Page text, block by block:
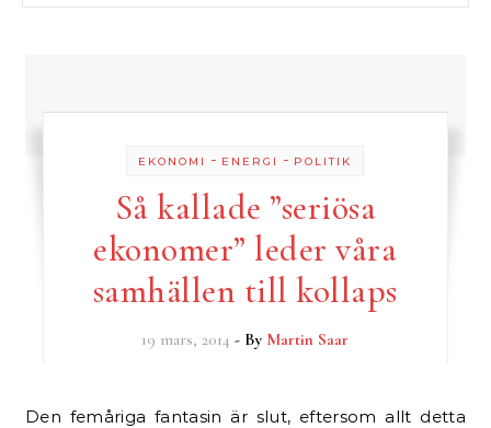
EKONOMI - ENERGI - POLITIK
Så kallade ”seriösa
ekonomer” leder våra
samhällen till kollaps
19 mars, 2014 - By Martin Saar
Den femåriga fantasin är slut, eftersom allt detta